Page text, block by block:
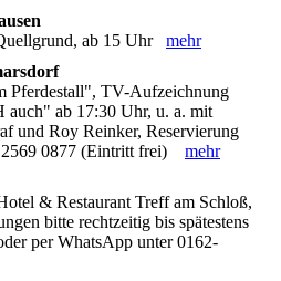
ab 15 Uhr mehr
Pferdestall", TV-Aufzeichnung
ab 17:30 Uhr, u. a. mit
und Roy Reinker, Reservierung
2569 0877 (Eintritt frei) mehr
& Restaurant Treff am Schloß,
bitte rechtzeitig bis spätestens
per WhatsApp unter 0162-